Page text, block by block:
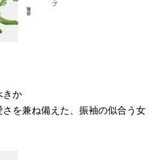
きか
を兼ね備えた、振袖の似合う女